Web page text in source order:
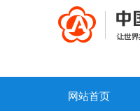
网站首页